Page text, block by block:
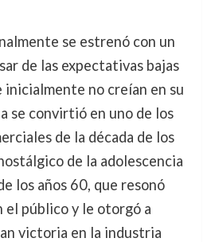
se estrenó con un
de las expectativas bajas
inicialmente no creían en su
se convirtió en uno de los
de la década de los
de la adolescencia
los años 60, que resonó
público y le otorgó a
victoria en la industria